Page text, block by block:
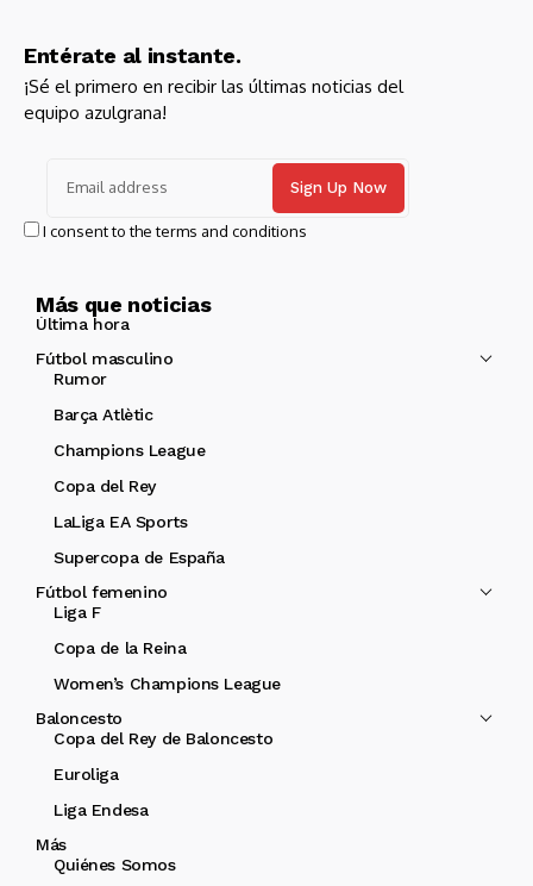
Entérate al instante.
¡Sé el primero en recibir las últimas noticias del
equipo azulgrana!
I consent to the terms and conditions
Más que noticias
Última hora
Fútbol masculino
Rumor
Barça Atlètic
Champions League
Copa del Rey
LaLiga EA Sports
Supercopa de España
Fútbol femenino
Liga F
Copa de la Reina
Women’s Champions League
Baloncesto
Copa del Rey de Baloncesto
Euroliga
Liga Endesa
Más
Quiénes Somos